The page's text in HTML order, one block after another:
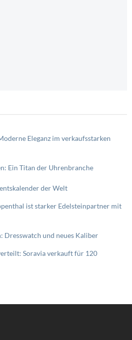
Eleganz im verkaufsstarken
Ein Titan der Uhrenbranche
der Welt
ist starker Edelsteinpartner mit
Dresswatch und neues Kaliber
Soravia verkauft für 120